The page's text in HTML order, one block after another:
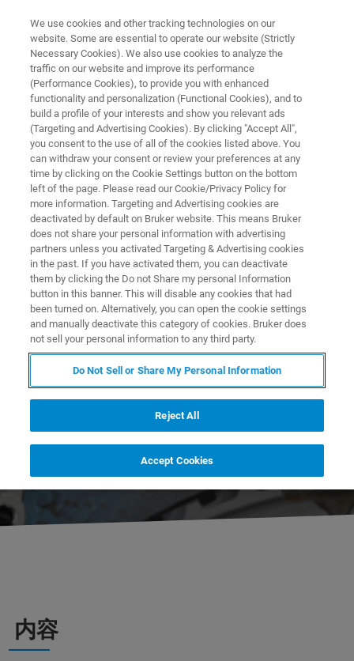
【日鉄テクノロジー X BRUKER共催】トライボロジーオンラインセミナー
最新のトライボロジー試験と表
面性状評価技術を学ぶ！
トライボロジーとは、運動しながら互いに
影響を及ぼしあう二つの表面の間におこる摩
擦・摩耗・潤滑などの現象を解明することを
目的としており、今日機械要素の不具合や故
障の原因になるだけでなく、エネルギーロス
や環境汚染にもつながる重要な問題となって
います。
本ウェビナーでは、トライボロジー試験手法
と事例、白色干渉計測による材料の表面状態
の評価技術を幅広く紹介します。また、両社
が提供する試験サービスや最新の装置の紹介
も行います。皆様のご参加をスタッフ一同お
待ちしております。
内容
We use cookies and other tracking technologies on our
website. Some are essential to operate our website (Strictly
Necessary Cookies). We also use cookies to analyze the
traffic on our website and improve its performance
(Performance Cookies), to provide you with enhanced
functionality and personalization (Functional Cookies), and to
build a profile of your interests and show you relevant ads
(Targeting and Advertising Cookies). By clicking "Accept All",
you consent to the use of all of the cookies listed above. You
can withdraw your consent or review your preferences at any
time by clicking on the Cookie Settings button on the bottom
left of the page. Please read our Cookie/Privacy Policy for
more information. Targeting and Advertising cookies are
deactivated by default on Bruker website. This means Bruker
does not share your personal information with advertising
partners unless you activated Targeting & Advertising cookies
in the past. If you have activated them, you can deactivate
them by clicking the Do not Share my personal Information
button in this banner. This will disable any cookies that had
been turned on. Alternatively, you can open the cookie settings
and manually deactivate this category of cookies. Bruker does
not sell your personal information to any third party.
Do Not Sell or Share My Personal Information
Reject All
Accept Cookies